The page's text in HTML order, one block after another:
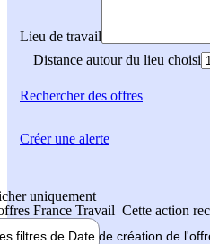
Lieu de travail
Distance autour du lieu choisi
Rechercherdes offres
uniquement
France Travail Cette action
filtres de Date de création de
Créer une alerte